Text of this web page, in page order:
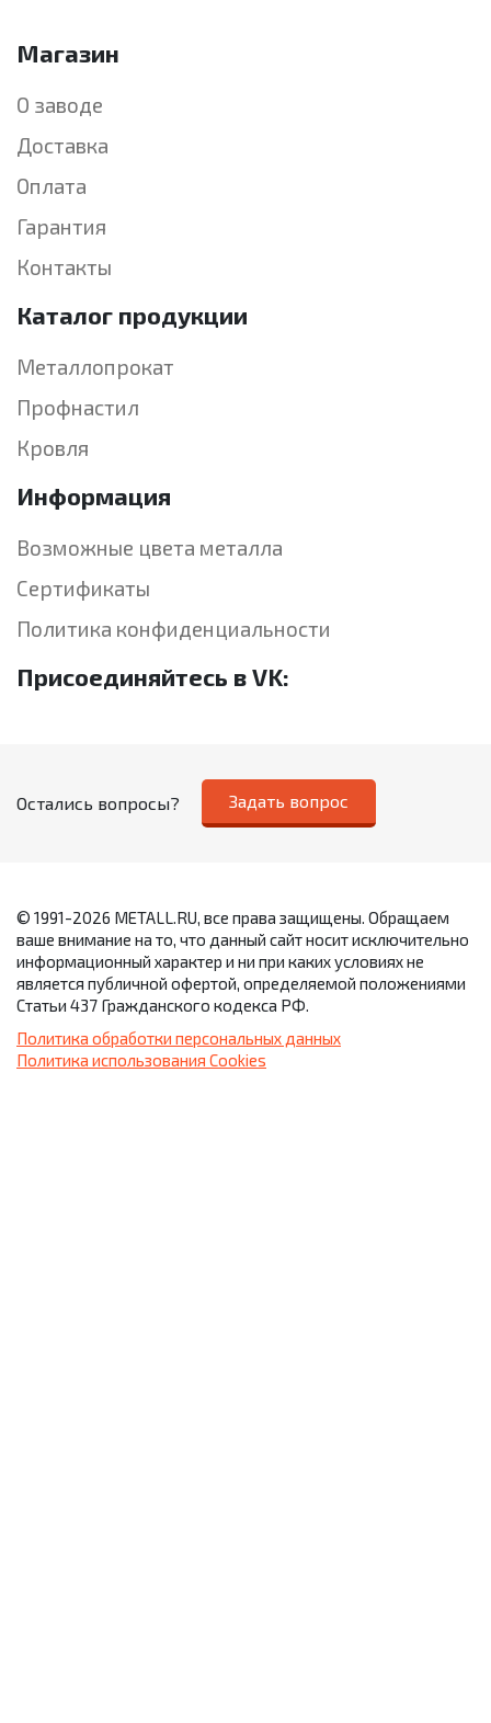
Магазин
О заводе
Доставка
Оплата
Гарантия
Контакты
Каталог продукции
Металлопрокат
Профнастил
Кровля
Информация
Возможные цвета металла
Сертификаты
Политика конфиденциальности
Присоединяйтесь в VK:
Остались вопросы? Задать вопрос
© 1991-2026 METALL.RU, все права защищены. Обращаем
ваше внимание на то, что данный сайт носит исключительно
информационный характер и ни при каких условиях не
является публичной офертой, определяемой положениями
Статьи 437 Гражданского кодекса РФ.
Политика обработки персональных данных
Политика использования Сookies